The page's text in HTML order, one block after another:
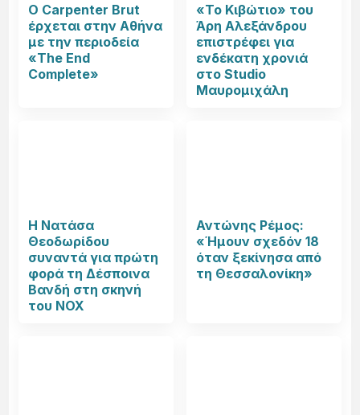
Ο Carpenter Brut
έρχεται στην Αθήνα
με την περιοδεία
«The End
Complete»
«Το Κιβώτιο» του
Άρη Αλεξάνδρου
επιστρέφει για
ενδέκατη χρονιά
στο Studio
Μαυρομιχάλη
Η Νατάσα
Θεοδωρίδου
συναντά για πρώτη
φορά τη Δέσποινα
Βανδή στη σκηνή
του NOX
Αντώνης Ρέμος:
«Ήμουν σχεδόν 18
όταν ξεκίνησα από
τη Θεσσαλονίκη»